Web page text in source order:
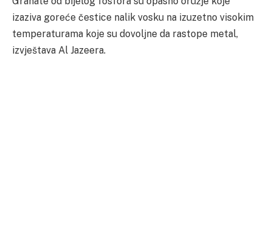
izaziva goreće čestice nalik vosku na izuzetno visokim
temperaturama koje su dovoljne da rastope metal,
izvještava Al Jazeera.